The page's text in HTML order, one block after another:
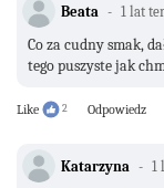
Beata 1 lat
Co za cudny smak,
tego puszyste jak
Like 2 Odpowiedz
Katarzyna 1